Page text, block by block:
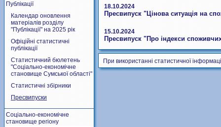
Публікації
Календар оновлення
матеріалів розділу
"Публікації" на 2025 рік
Офіційні статистичні
публікації
Статистичний бюлетень
"Соціально-економічне
становище Сумської області"
Статистичні збірники
Пресвипуски
Соціально-економічне
становище регіону
18.10.2024
Пресвипуск "Цінова ситуація на
15.10.2024
Пресвипуск "Про індекси
При використанні статистичної